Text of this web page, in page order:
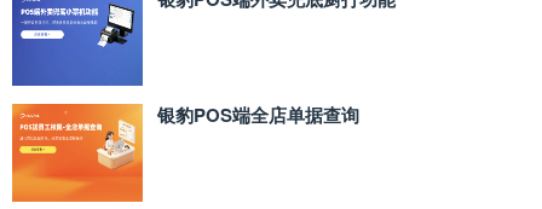
银豹POS端全店单据查询